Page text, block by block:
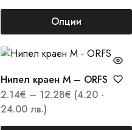
Опции
Нипел краен M – ORFS
2.14€ – 12.28€ (4.20 -
24.00 лв.)